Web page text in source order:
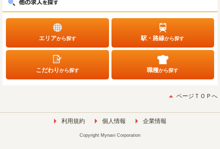
エリアから探す 駅・路線から探す
こだわりから探す 職種から探す
ページＴＯＰへ
利用規約 個人情報 企業情報
Copyright Mynavi Corporation